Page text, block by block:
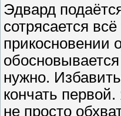
Эдвард
сотрясается
прикосновении
нужно.
кончать
не просто